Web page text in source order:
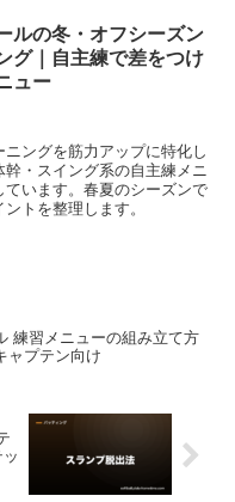
ルの冬・オフシーズン
グ｜自主練で差をつけ
ュー
ングを筋力アップに特化し
・スイング系の自主練メニ
います。春夏のシーズンで
トを整理します。
練習メニューの組み立て方
ャプテン向け